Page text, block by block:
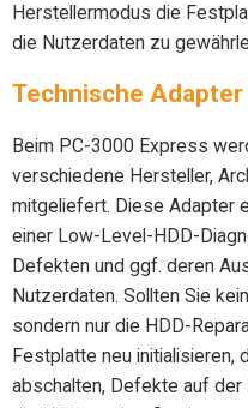
Herstellermodus die
die Nutzerdaten zu
Technische Adapter
Beim PC-3000 Express
verschiedene Hersteller,
mitgeliefert. Diese Adapter
einer Low-Level-HDD-
Defekten und ggf. deren
Nutzerdaten. Sollten Sie
sondern nur die HDD-
Festplatte neu
abschalten, Defekte auf